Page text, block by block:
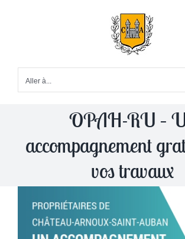
Aller à...
OPAH-RU –
accompagnement
vos travaux